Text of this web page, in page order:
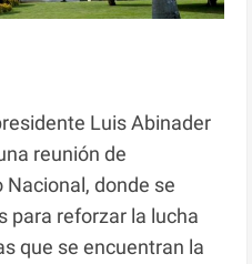
Luis Abinader
reunión de
donde se
para reforzar la lucha
que se encuentran la